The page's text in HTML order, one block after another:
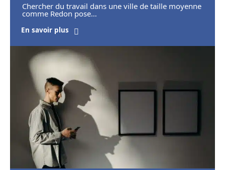
Chercher du travail dans une ville de taille moyenne
comme Redon pose…
En savoir plus